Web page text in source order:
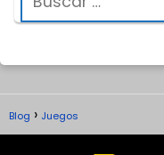
Blog Juegos